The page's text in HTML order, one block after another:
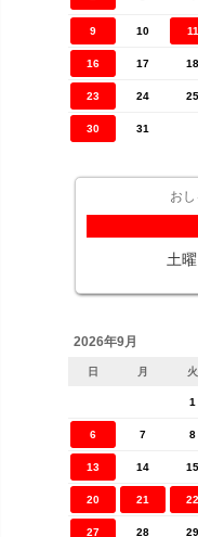
9 10 11
16 17 18
23 24 25
30 31
お
土
2026年9月
日 月 火
1
6 7 8
13 14 15
20 21 22
27 28 29